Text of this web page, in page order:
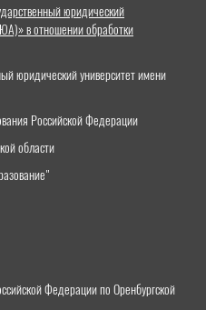
юридический
в отношении обработки
юридический университет имени
Российской Федерации
области
Федерации по Оренбургской